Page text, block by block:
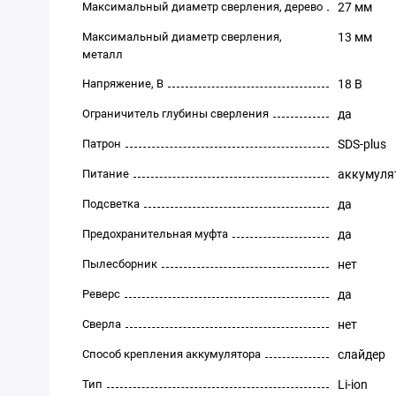
Максимальный диаметр сверления, дерево 27 мм
Максимальный диаметр сверления,
металл
13 мм
Напряжение, В 18 В
Ограничитель глубины сверления да
Патрон SDS-plus
Питание
Подсветка да
Предохранительная муфта да
Пылесборник нет
Реверс да
Сверла нет
Способ крепления аккумулятора слайдер
Тип Li-ion